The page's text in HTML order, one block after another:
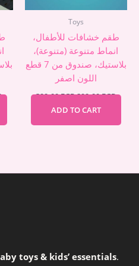
Toys
طقم خشافات للأطفال،
انماط متنوعة (متنوعة)،
بلاستيك، صندوق من 7 قطع
اللون اصفر
399,00EGP299,00EGP
ADD TO CART
toys & kids’ essentials.